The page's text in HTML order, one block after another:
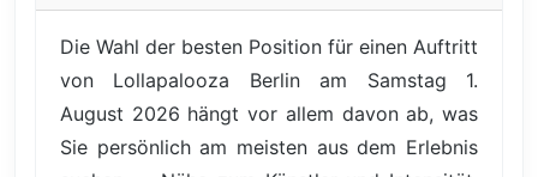
Die Wahl der besten Position für einen Auftritt
von Lollapalooza Berlin am Samstag 1.
August 2026 hängt vor allem davon ab, was
Sie persönlich am meisten aus dem Erlebnis